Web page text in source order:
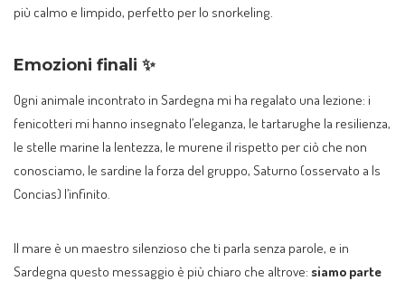
più calmo e limpido, perfetto per lo snorkeling.
Emozioni finali ✨
Ogni animale incontrato in Sardegna mi ha regalato una lezione: i
fenicotteri mi hanno insegnato l’eleganza, le tartarughe la resilienza,
le stelle marine la lentezza, le murene il rispetto per ciò che non
conosciamo, le sardine la forza del gruppo, Saturno (osservato a Is
Concias) l’infinito.
Il mare è un maestro silenzioso che ti parla senza parole, e in
Sardegna questo messaggio è più chiaro che altrove: siamo parte